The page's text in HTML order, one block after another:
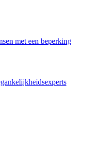
met een beperking